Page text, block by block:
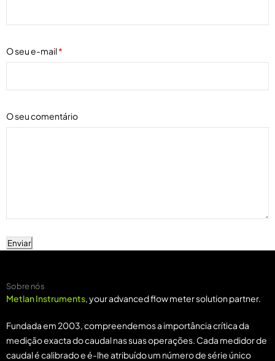
O seu e-mail*
O seu comentário
Enviar
Sobre nós
Metlan Instruments , your advanced flow meter solution partner.
Fundada em 2003, compreendemos a importância crítica da
medição exacta do caudal nas suas operações. Cada medidor de
caudal é calibrado e é-lhe atribuído um número de série único